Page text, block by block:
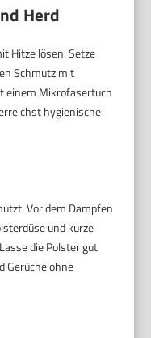
Herd
Hitze lösen. Setze
Schmutz mit
einem Mikrofasertuch
hygienische
Vor dem Dampfen
und kurze
die Polster gut
Gerüche ohne